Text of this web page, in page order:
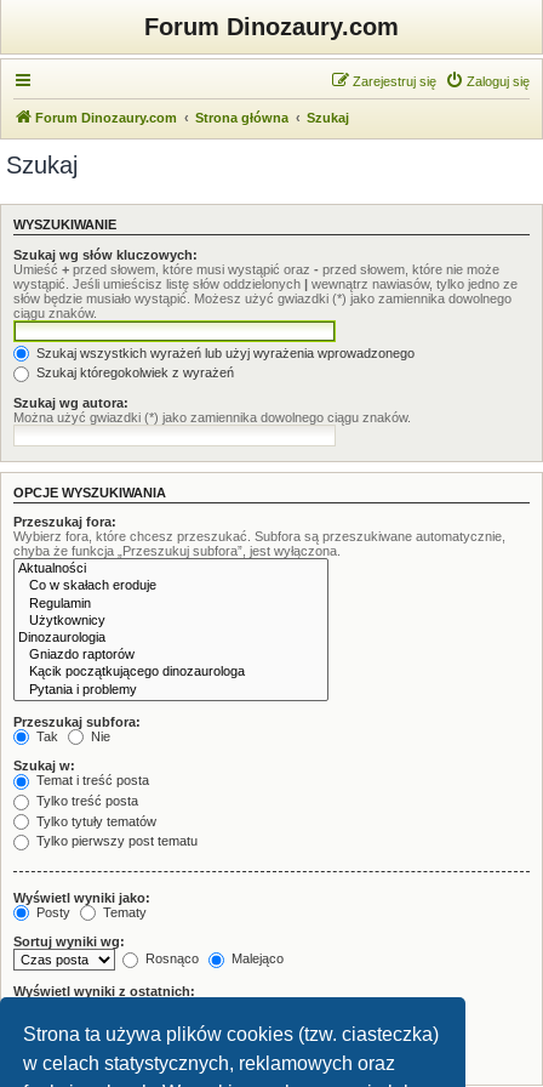
Strona ta używa plików cookies (tzw. ciasteczka)
w celach statystycznych, reklamowych oraz
Forum Dinozaury.com
Zaloguj się
Zarejestruj się
Forum Dinozaury.com Strona główna Szukaj
Szukaj
WYSZUKIWANIE
Szukaj wg słów kluczowych:
Umieść + przed słowem, które musi wystąpić oraz - przed słowem, które nie może
wystąpić. Jeśli umieścisz listę słów oddzielonych | wewnątrz nawiasów, tylko jedno ze
słów będzie musiało wystąpić. Możesz użyć gwiazdki (*) jako zamiennika dowolnego
ciągu znaków.
Szukaj wszystkich wyrażeń lub użyj wyrażenia wprowadzonego
Szukaj któregokolwiek z wyrażeń
Szukaj wg autora:
Można użyć gwiazdki (*) jako zamiennika dowolnego ciągu znaków.
OPCJE WYSZUKIWANIA
Przeszukaj fora:
Wybierz fora, które chcesz przeszukać. Subfora są przeszukiwane automatycznie,
chyba że funkcja „Przeszukuj subfora”, jest wyłączona.
Przeszukaj subfora:
Tak
Nie
Szukaj w:
Temat i treść posta
Tylko treść posta
Tylko tytuły tematów
Tylko pierwszy post tematu
Wyświetl wyniki jako:
Posty
Tematy
Sortuj wyniki wg:
Rosnąco
Malejąco
Wyświetl wyniki z ostatnich:
Wyświetl pierwsze:
znaków w poście